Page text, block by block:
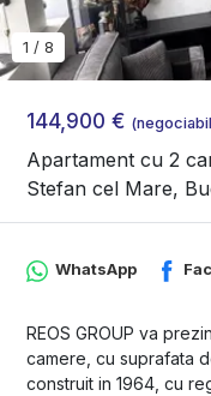
144,900 €
Apartament cu 2
Stefan cel Mare,
1 / 8
WhatsApp
REOS GROUP va
camere, cu suprafata
construit in 1964, cu